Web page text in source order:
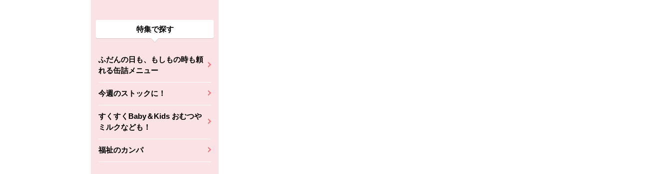
特集で探す
ふだんの日も、もしもの時も頼
れる缶詰メニュー
今週のストックに！
すくすくBaby＆Kids おむつや
ミルクなども！
福祉のカンパ